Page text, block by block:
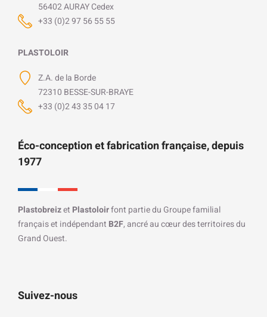
56402 AURAY Cedex
+33 (0)2 97 56 55 55
PLASTOLOIR
Z.A. de la Borde
72310 BESSE-SUR-BRAYE
+33 (0)2 43 35 04 17
Éco-conception et fabrication française, depuis
1977
Plastobreizet Plastoloirfont partie du Groupe familial
français et indépendant B2F, ancré au cœur des territoires du
Grand Ouest.
Suivez-nous